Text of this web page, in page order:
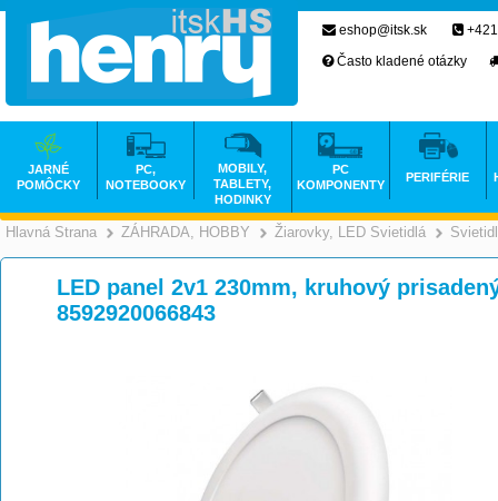
Hlavná Strana >
ZÁHRADA, HOBBY >
Žiarovky, LED Svietidlá
LED panel 2v1 230mm, kruhový
8592920066843
eshop@itsk.sk
Často kladené otázky
JARNÉ
POMÔCKY
PC,
NOTEBOOKY
MOBILY,
TABLETY,
HODINKY
PC
KOMPONENTY
PERIFÉRIE